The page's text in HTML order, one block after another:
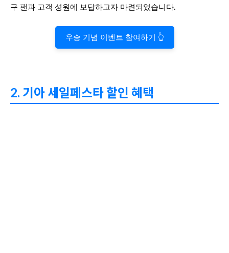
구 팬과 고객 성원에 보답하고자 마련되었습니다.
우승 기념 이벤트 참여하기 👆
2. 기아 세일페스타 할인 혜택